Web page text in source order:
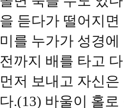
을 듣다가 떨어지
미를 누가가 성경
전까지 배를 타고
먼저 보내고 자신
다.(13) 바울이 홀